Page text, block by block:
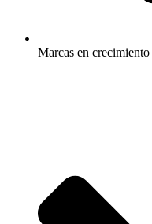
Marcas en crecimiento